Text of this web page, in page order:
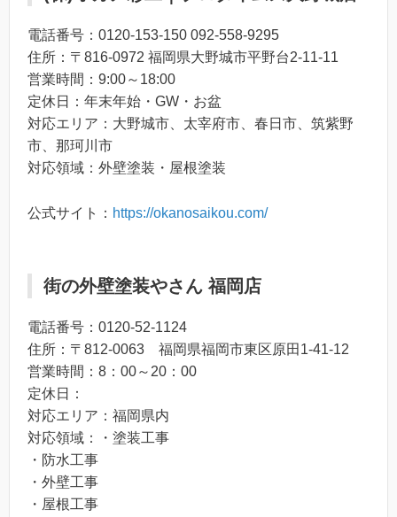
電話番号：0120-153-150 092-558-9295
住所：〒816-0972 福岡県大野城市平野台2-11-11
営業時間：9:00～18:00
定休日：年末年始・GW・お盆
対応エリア：大野城市、太宰府市、春日市、筑紫野
市、那珂川市
対応領域：外壁塗装・屋根塗装
公式サイト： https://okanosaikou.com/
街の外壁塗装やさん 福岡店
電話番号：0120-52-1124
住所：〒812-0063 福岡県福岡市東区原田1-41-12
営業時間：8：00～20：00
定休日：
対応エリア：福岡県内
対応領域：・塗装工事
・防水工事
・外壁工事
・屋根工事